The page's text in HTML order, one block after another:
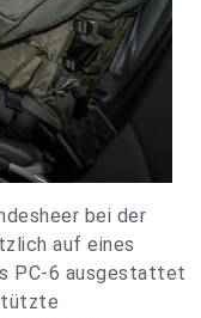
bei der
auf eines
PC-6 ausgestattet